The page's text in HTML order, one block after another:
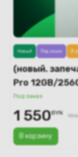
(новый.
Pro 12GB/
Под заказ
В корзину
Новый Под заказ В
1 550BYN 1860